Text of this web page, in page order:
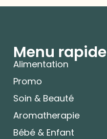
Menu rapide
Alimentation
Promo
Soin & Beauté
Aromatherapie
Bébé & Enfant